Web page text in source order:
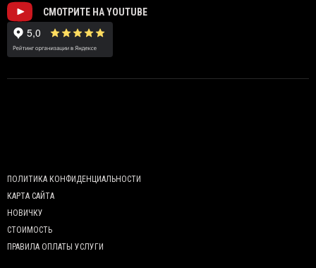
СМОТРИТЕ НА YOUTUBE
ПОЛИТИКА КОНФИДЕНЦИАЛЬНОСТИ
КАРТА САЙТА
НОВИЧКУ
СТОИМОСТЬ
ПРАВИЛА ОПЛАТЫ УСЛУГИ